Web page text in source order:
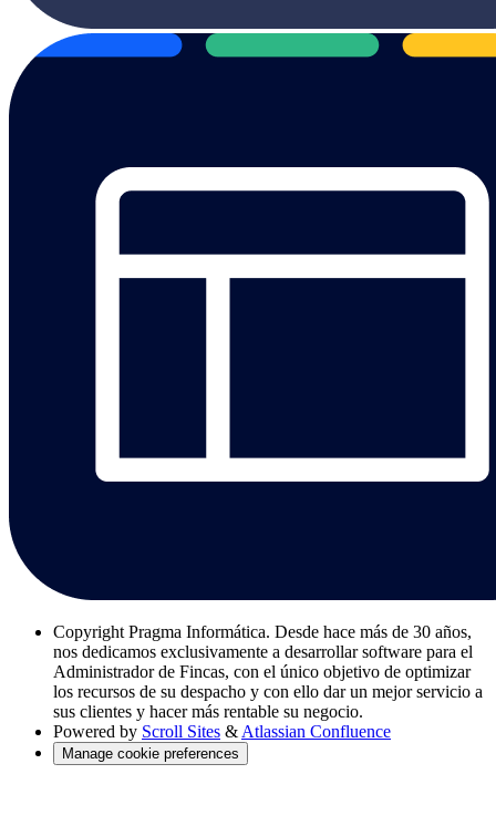
Copyright Pragma Informática. Desde hace más de 30 años,
nos dedicamos exclusivamente a desarrollar software para el
Administrador de Fincas, con el único objetivo de optimizar
los recursos de su despacho y con ello dar un mejor servicio a
sus clientes y hacer más rentable su negocio.
Powered by Scroll Sites & Atlassian Confluence
Manage cookie preferences